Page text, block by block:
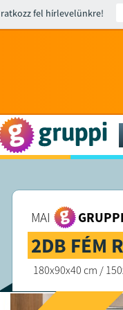
fel hírlevelünkre!
MAI GRUPPI
2DB FÉM
180x90x40 cm /